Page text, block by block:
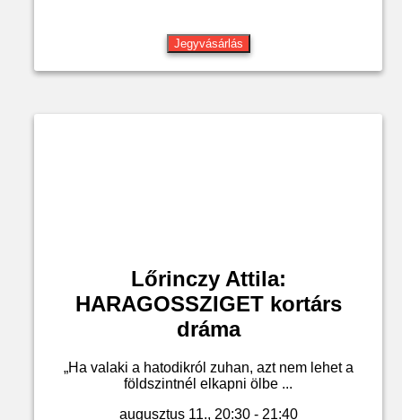
Jegyvásárlás
Lőrinczy Attila:
HARAGOSSZIGET kortárs
dráma
„Ha valaki a hatodikról zuhan, azt nem lehet a
földszintnél elkapni ölbe ...
augusztus 11., 20:30 - 21:40